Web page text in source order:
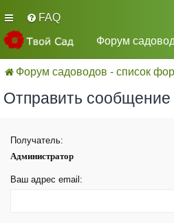
FAQ
Форум
Форум садоводов - список
Отправить
Получатель:
Администратор
Ваш адрес email: